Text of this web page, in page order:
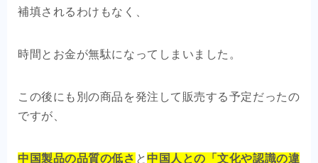
補填されるわけもなく、
時間とお金が無駄になってしまいました。
この後にも別の商品を発注して販売する予定だったの
ですが、
中国製品の品質の低さ と 中国人との「文化や認識の違